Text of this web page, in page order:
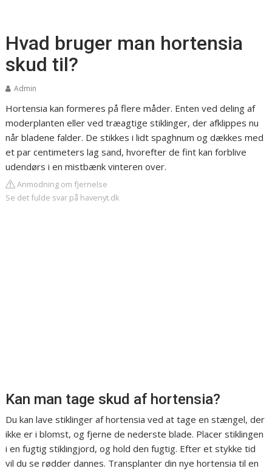
Hvad bruger man hortensia
skud til?
Admin
Hortensia kan formeres på flere måder. Enten ved deling af
moderplanten eller ved træagtige stiklinger, der afklippes nu
når bladene falder. De stikkes i lidt spaghnum og dækkes med
et par centimeters lag sand, hvorefter de fint kan forblive
udendørs i en mistbænk vinteren over.
Anmodning om fjernelse
Se det fulde svar på havenyt.dk
Kan man tage skud af hortensia?
Du kan lave stiklinger af hortensia ved at tage en stængel, der
ikke er i blomst, og fjerne de nederste blade. Placer stiklingen
i en fugtig stiklingjord, og hold den fugtig. Efter et stykke tid
vil du se rødder dannes. Transplanter din nye hortensia til en